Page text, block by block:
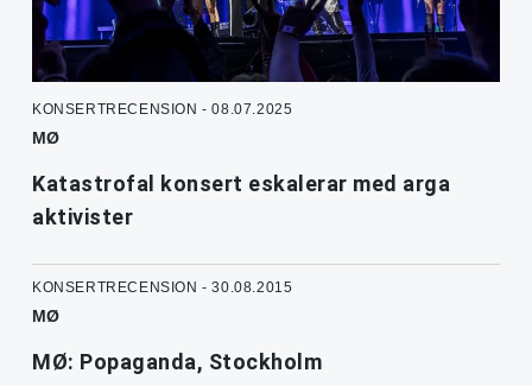
KONSERTRECENSION - 08.07.2025
MØ
Katastrofal konsert eskalerar med arga
aktivister
KONSERTRECENSION - 30.08.2015
MØ
MØ: Popaganda, Stockholm